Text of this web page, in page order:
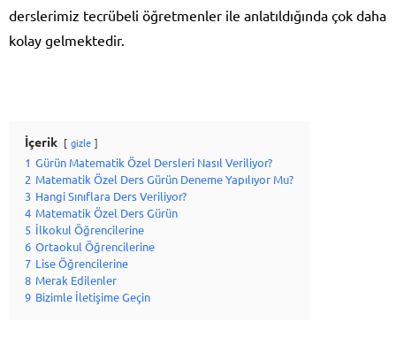
derslerimiz tecrübeli öğretmenler ile anlatıldığında çok daha
kolay gelmektedir.
İçerik gizle
1 Gürün Matematik Özel Dersleri Nasıl Veriliyor?
2 Matematik Özel Ders Gürün Deneme Yapılıyor Mu?
3 Hangi Sınıflara Ders Veriliyor?
4 Matematik Özel Ders Gürün
5 İlkokul Öğrencilerine
6 Ortaokul Öğrencilerine
7 Lise Öğrencilerine
8 Merak Edilenler
9 Bizimle İletişime Geçin